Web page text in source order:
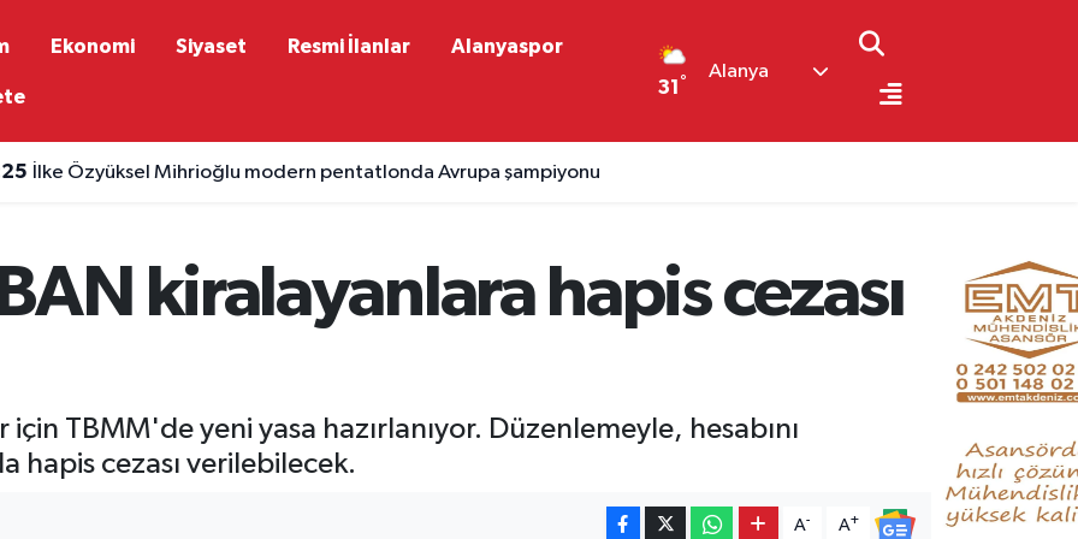
Ekonomi Siyaset Resmi İlanlar Alanyaspor
31 °
Alanya
İlke Özyüksel Mihrioğlu modern pentatlonda Avrupa şampiyonu
kiralayanlara hapis cezası
için TBMM'de yeni yasa hazırlanıyor. Düzenlemeyle, hesabını
hapis cezası verilebilecek.
A- A+